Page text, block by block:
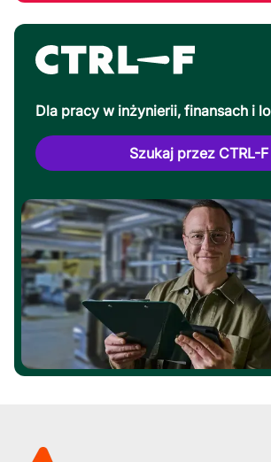
Dla pracy w inżynierii, finansach i
Szukaj przez CTRL-F